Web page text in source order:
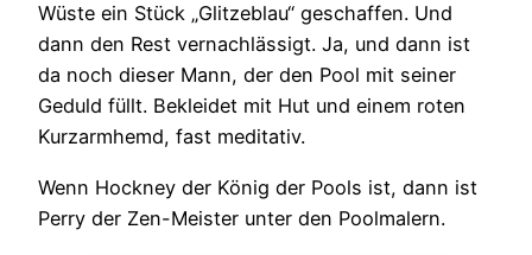
Wüste ein Stück „Glitzeblau“ geschaffen. Und
dann den Rest vernachlässigt. Ja, und dann ist
da noch dieser Mann, der den Pool mit seiner
Geduld füllt. Bekleidet mit Hut und einem roten
Kurzarmhemd, fast meditativ.
Wenn Hockney der König der Pools ist, dann ist
Perry der Zen-Meister unter den Poolmalern.